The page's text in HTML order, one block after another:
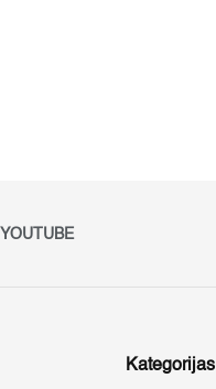
YOUTUBE
Kategorijas